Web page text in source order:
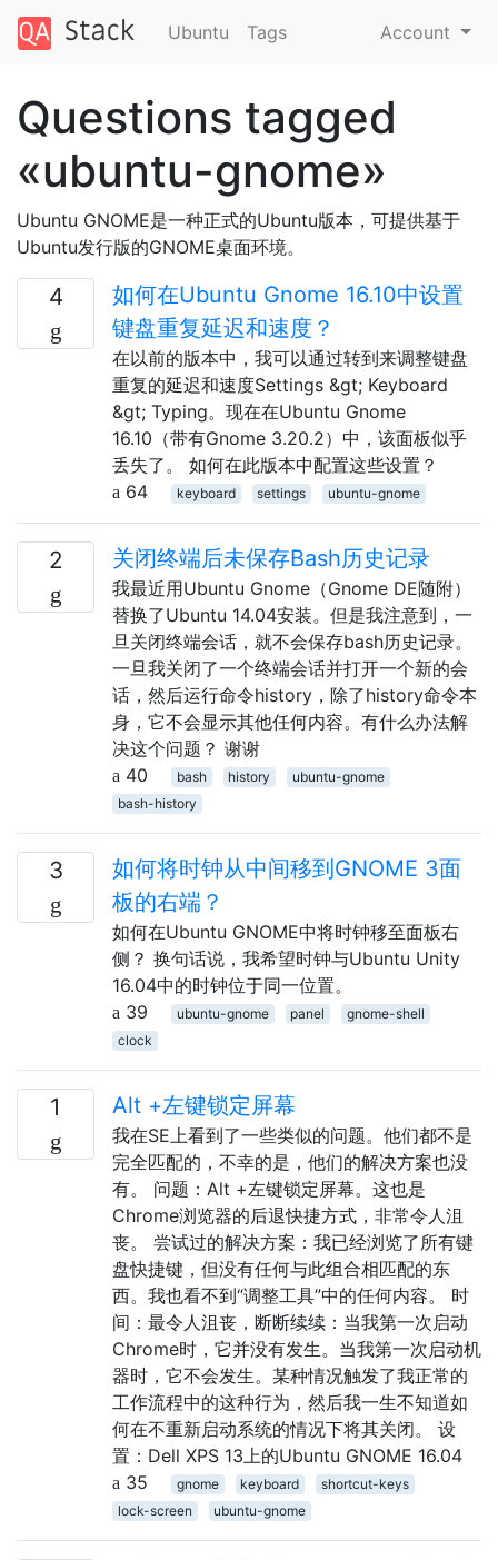
Ubuntu Tags Account
Questions tagged
«ubuntu-gnome»
Ubuntu GNOME是一种正式的Ubuntu版本，可提供基于
Ubuntu发行版的GNOME桌面环境。
4
如何在Ubuntu Gnome 16.10中设置
键盘重复延迟和速度？
在以前的版本中，我可以通过转到来调整键盘
重复的延迟和速度Settings &gt; Keyboard
&gt; Typing。现在在Ubuntu Gnome
16.10（带有Gnome 3.20.2）中，该面板似乎
丢失了。 如何在此版本中配置这些设置？
64
keyboard settings ubuntu-gnome
2 关闭终端后未保存Bash历史记录
我最近用Ubuntu Gnome（Gnome DE随附）
替换了Ubuntu 14.04安装。但是我注意到，一
旦关闭终端会话，就不会保存bash历史记录。
一旦我关闭了一个终端会话并打开一个新的会
话，然后运行命令history，除了history命令本
身，它不会显示其他任何内容。有什么办法解
决这个问题？ 谢谢
40
bash history
ubuntu-gnome
bash-history
3
如何将时钟从中间移到GNOME 3面
板的右端？
如何在Ubuntu GNOME中将时钟移至面板右
侧？ 换句话说，我希望时钟与Ubuntu Unity
16.04中的时钟位于同一位置。
39
ubuntu-gnome panel
gnome-shell
clock
1 Alt +左​​键锁定屏幕
我在SE上看到了一些类似的问题。他们都不是
完全匹配的，不幸的是，他们的解决方案也没
有。 问题：Alt +左​​键锁定屏幕。这也是
Chrome浏览器的后退快捷方式，非常令人沮
丧。 尝试过的解决方案：我已经浏览了所有键
盘快捷键，但没有任何与此组合相匹配的东
西。我也看不到“调整工具”中的任何内容。 时
间：最令人沮丧，断断续续：当我第一次启动
Chrome时，它并没有发生。当我第一次启动机
器时，它不会发生。某种情况触发了我正常的
工作流程中的这种行为，然后我一生不知道如
何在不重新启动系统的情况下将其关闭。 设
置：Dell XPS 13上的Ubuntu GNOME 16.04
35
gnome keyboard
shortcut-keys
lock-screen
ubuntu-gnome